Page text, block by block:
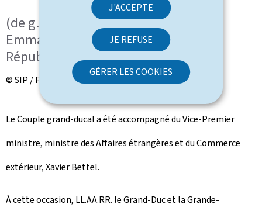
J'ACCEPTE
JE REFUSE
GÉRER LES COOKIES
(de g. à dr.) S.A.R. le Grand-Duc ;
Emmanuel Macron, président de la
République française
© SIP / Frédéric Sierakowski
Le Couple grand-ducal a été accompagné du Vice-Premier
ministre, ministre des Affaires étrangères et du Commerce
extérieur, Xavier Bettel.
À cette occasion, LL.AA.RR. le Grand-Duc et la Grande-